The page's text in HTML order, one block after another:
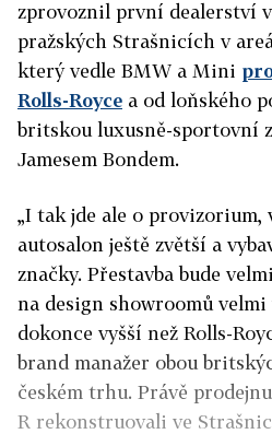
zprovoznil první dealerství v
pražských Strašnicích v
který vedle BMW a Mini
Rolls-Royce a od loňského
britskou luxusně-sportovní
Jamesem Bondem.
„I tak jde ale o provizorium,
autosalon ještě zvětší a
značky. Přestavba bude
na design showroomů velmi
dokonce vyšší než Rolls-
brand manažer obou
českém trhu. Právě
R rekonstruovali ve